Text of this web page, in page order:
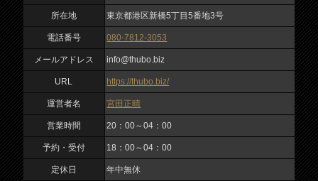
入力内容を確認しました
私は、ロボットではありません
営業時間
20：00～04：00
定休日
年中無休
所在地 東京都港区新橋5丁目5番地3号
電話番号 080-7812-3053
メールアドレス info@thubo.biz
URL https://thubo.biz/
運営者名 宮田正晴
営業時間 20：00～04：00
予約・受付 18：00～04：00
定休日 年中無休